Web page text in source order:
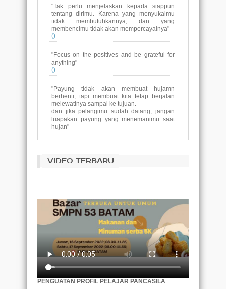
"Tak perlu menjelaskan kepada siappun
tentang dirimu. Karena yang menyukaimu
tidak membutuhkannya, dan yang
membencimu tidak akan mempercayainya"
()
"Focus on the positives and be grateful for
anything"
()
"Payung tidak akan membuat hujamn
berhenti, tapi membuat kita tetap berjalan
melewatinya sampai ke tujuan.
dan jika pelangimu sudah datang, jangan
luapakan payung yang menemanimu saat
hujan"
menggantikan pikiran yang kosong dengan
kebetulan, itu harus dicari dengan semangat
ketekunan.
(Abigail Adams)
Akar pendidikan itu akan terasa pahit,
namun buahnya akan terasa manis.
(Aristotle)
Pendidikan adalah tiket ke masa depan, hari
esok dimiliki oleh orang-orang yang
mempersiapkan dirinyasejak hari ini.
VIDEO TERBARU
PENGUATAN PROFIL PELAJAR PANCASILA